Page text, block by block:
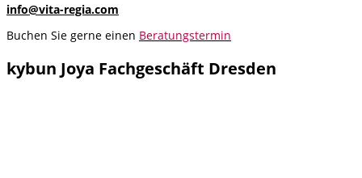
info@vita-regia.com
Buchen Sie gerne einen Beratungstermin
kybun Joya Fachgeschäft Dresden